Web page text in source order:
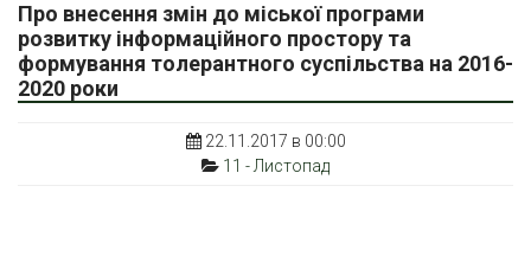
Про внесення змін до міської програми
розвитку інформаційного простору та
формування толерантного суспільства на 2016-
2020 роки
22.11.2017 в 00:00
11 - Листопад